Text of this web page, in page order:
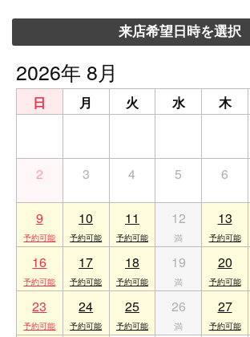
来店希望日時を選択
2026年 8月
日 月 火 水 木
2 3 4 5 6
9 10 11 12 13
16 17 18 19 20
23 24 25 26 27